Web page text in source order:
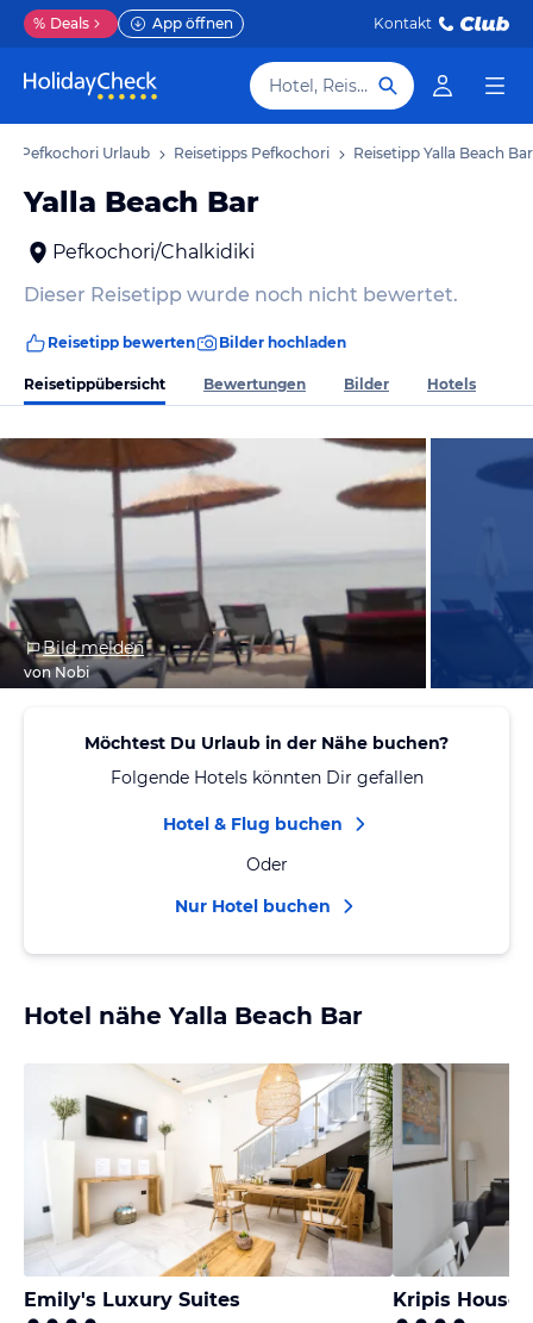
% Deals App öffnen Kontakt
Hotel, Reiseziel
Pefkochori Urlaub Reisetipps Pefkochori Reisetipp Yalla Beach Bar
Yalla Beach Bar
Pefkochori/Chalkidiki
Dieser Reisetipp wurde noch nicht bewertet.
Reisetipp bewerten Bilder hochladen
Reisetippübersicht Bewertungen Bilder Hotels
Bild melden
von Nobi
Möchtest Du Urlaub in der Nähe buchen?
Folgende Hotels könnten Dir gefallen
Hotel & Flug buchen
Oder
Nur Hotel buchen
Hotel nähe Yalla Beach Bar
Emily's Luxury Suites Kripis House